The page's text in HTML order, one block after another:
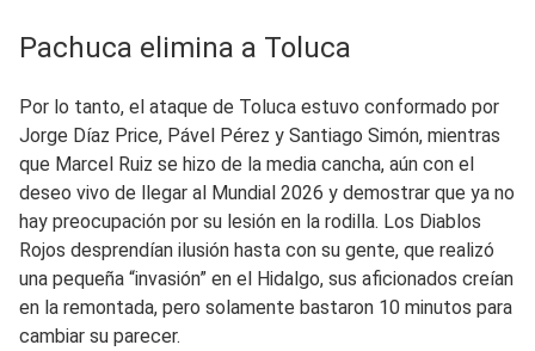
Pachuca elimina a Toluca
Por lo tanto, el ataque de Toluca estuvo conformado por
Jorge Díaz Price, Pável Pérez y Santiago Simón, mientras
que Marcel Ruiz se hizo de la media cancha, aún con el
deseo vivo de llegar al Mundial 2026 y demostrar que ya no
hay preocupación por su lesión en la rodilla. Los Diablos
Rojos desprendían ilusión hasta con su gente, que realizó
una pequeña “invasión” en el Hidalgo, sus aficionados creían
en la remontada, pero solamente bastaron 10 minutos para
cambiar su parecer.